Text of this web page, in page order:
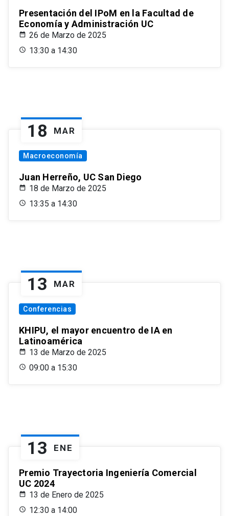
Presentación del IPoM en la Facultad de
Economía y Administración UC
26 de Marzo de 2025
13:30 a 14:30
18 MAR
Macroeconomía
Juan Herreño, UC San Diego
18 de Marzo de 2025
13:35 a 14:30
13 MAR
Conferencias
KHIPU, el mayor encuentro de IA en
Latinoamérica
13 de Marzo de 2025
09:00 a 15:30
13 ENE
Premio Trayectoria Ingeniería Comercial
UC 2024
13 de Enero de 2025
12:30 a 14:00